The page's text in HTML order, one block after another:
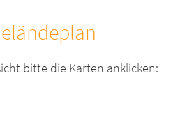
bitte die Karten anklicken: